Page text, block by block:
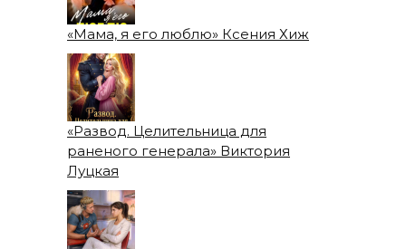
«Мама, я его люблю» Ксения Хиж
«Развод. Целительница для
раненого генерала» Виктория
Луцкая